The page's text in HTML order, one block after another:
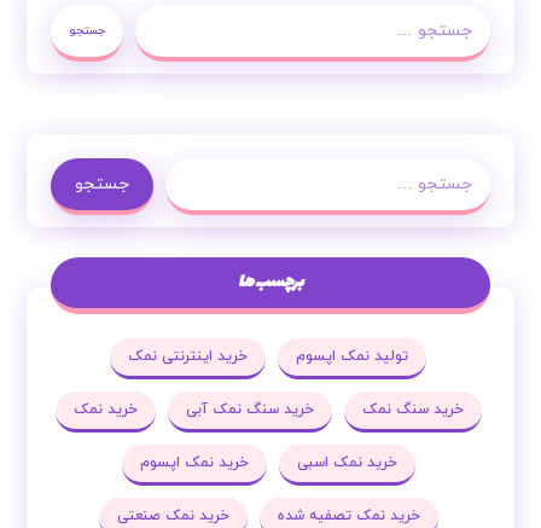
جستجو
جستجو
برچسب ها
تولید نمک اپسوم خرید اینترنتی نمک
خرید سنگ نمک خرید سنگ نمک آبی خرید نمک
خرید نمک اسبی خرید نمک اپسوم
خرید نمک تصفیه شده خرید نمک صنعتی